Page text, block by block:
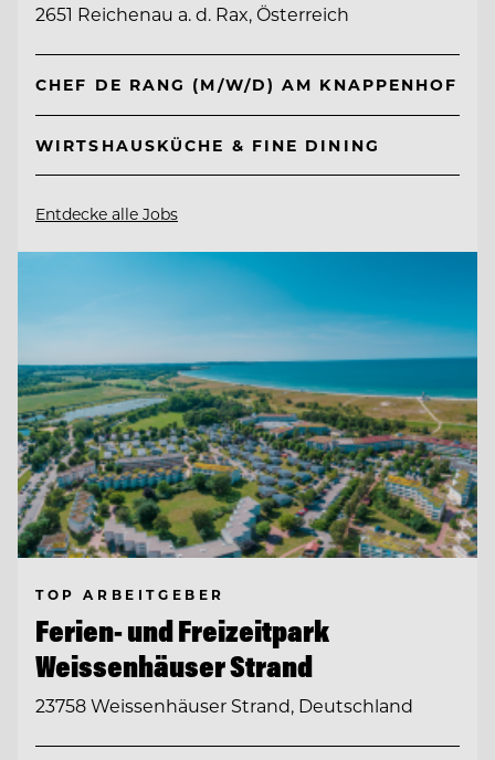
2651 Reichenau a. d. Rax, Österreich
CHEF DE RANG (M/W/D) AM KNAPPENHOF
WIRTSHAUSKÜCHE & FINE DINING
Entdecke alle Jobs
TOP ARBEITGEBER
Ferien- und Freizeitpark
Weissenhäuser Strand
23758 Weissenhäuser Strand, Deutschland